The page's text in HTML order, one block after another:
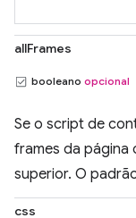
allFrames
booleano opcional
Se o script de
frames da página
superior. O
css